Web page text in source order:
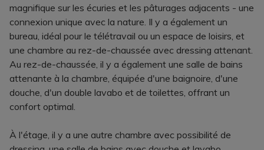
magnifique sur les écuries et les pâturages adjacents - une
connexion unique avec la nature. Il y a également un
bureau, idéal pour le télétravail ou un espace de loisirs, et
une chambre au rez-de-chaussée avec dressing attenant.
Au rez-de-chaussée, il y a également une salle de bains
attenante à la chambre, équipée d'une baignoire, d'une
douche, d'un double lavabo et de toilettes, offrant un
confort optimal.
À l'étage, il y a une autre chambre avec possibilité de